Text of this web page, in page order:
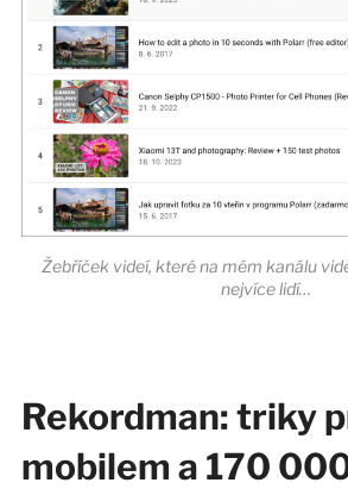
Žebříček videí, které na mém kanálu
nejvíce lidí…
Rekordman: triky
mobilem a 170